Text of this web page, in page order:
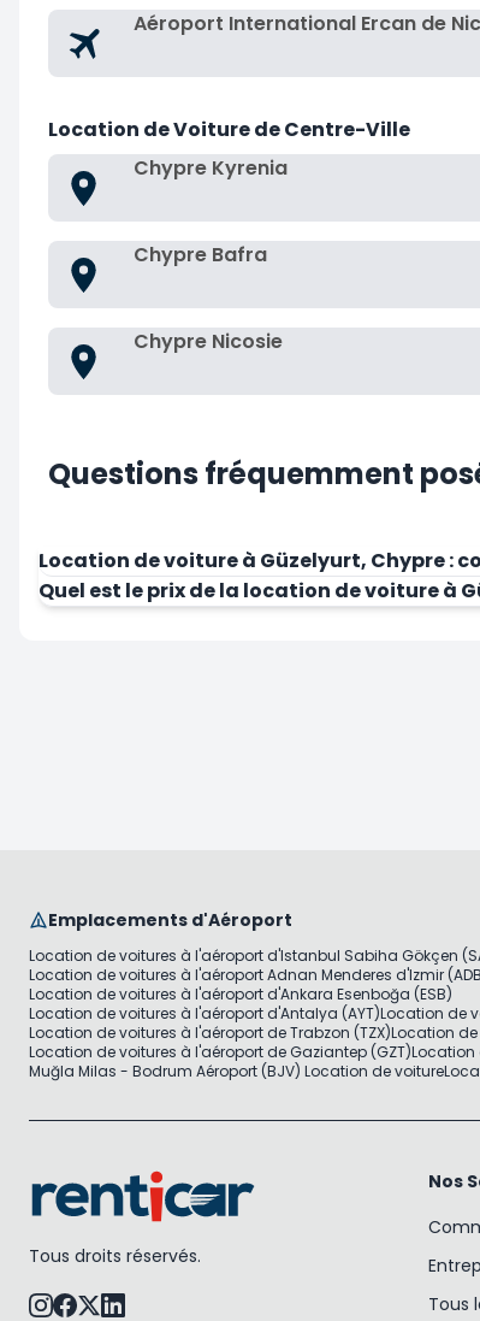
Aéroport International Ercan de
Location de Voiture de Centre-Ville
Chypre Kyrenia
Chypre Bafra
Chypre Nicosie
Questions fréquemment
Location de voiture à Güzelyurt, Chypre :
Quel est le prix de la location de voiture à
Emplacements d'Aéroport
Location de voitures à l'aéroport d'Istanbul Sabiha Gökçen
Location de voitures à l'aéroport Adnan Menderes d'Izmir
Location de voitures à l'aéroport d'Ankara Esenboğa (ESB)
Location de voitures à l'aéroport d'Antalya (AYT)Location de
Location de voitures à l'aéroport de Trabzon (TZX)Location
Location de voitures à l'aéroport de Gaziantep (GZT)Location
Muğla Milas - Bodrum Aéroport (BJV) Location de voiture
Tous droits réservés.
Nos
Tous